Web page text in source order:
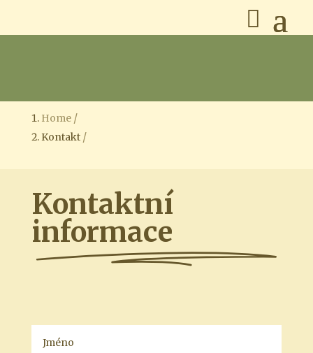
Home
Kontakt
Kontaktní
informace